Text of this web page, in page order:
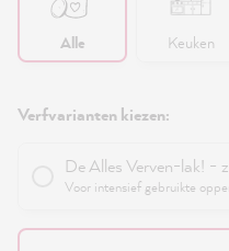
Alle Keuken
Verfvarianten kiezen:
De Alles Verven-lak! -
Voor intensief gebruikte